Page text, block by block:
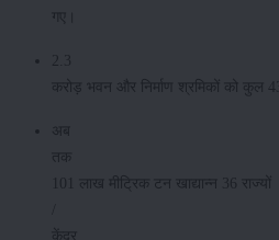
गए।
2.3
करोड़ भवन और निर्माण श्रमिकों को कुल
तक
101 लाख मीट्रिक टन खाद्यान्न 36 राज्यों
केंद्र